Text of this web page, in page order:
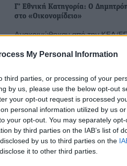
My Personal Information
third parties, or processing of your
by us, please use the below opt-out
your opt-out request is processed
personal information utilized by us
your opt-out. You may separately
by third parties on the IAB’s list of
by us to third parties on the
it to other third parties.
Γ’ Εθνική Κατηγορία: Ο
στο «Οικονομίδειο»
Ανακοινώθηκαν από την ΚΕΔ/
«σφυρίξουν» τα παιχνίδια της 10η
Εθνικής Κατηγορίας στον 6ο
στον ...
13.12.17, 16:57